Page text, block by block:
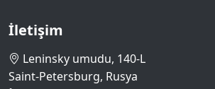
İletişim
Leninsky umudu, 140-L
Saint-Petersburg, Rusya